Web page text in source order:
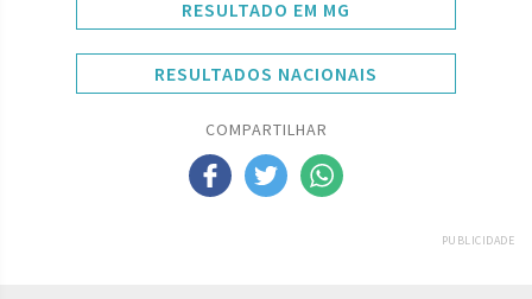
RESULTADO EM MG
RESULTADOS NACIONAIS
COMPARTILHAR
PUBLICIDADE